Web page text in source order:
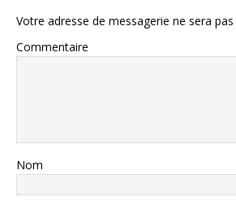
Votre adresse de messagerie ne sera pas
Commentaire
Nom